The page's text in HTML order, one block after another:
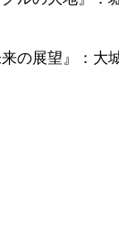
の展望』：大